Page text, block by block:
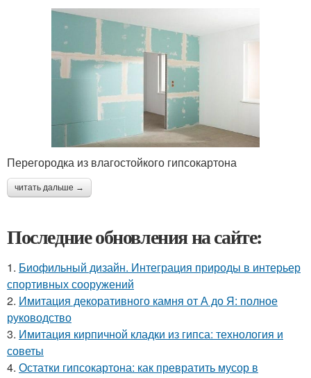
Перегородка из влагостойкого гипсокартона
читать дальше →
Последние обновления на сайте:
1. Биофильный дизайн. Интеграция природы в интерьер
спортивных сооружений
2. Имитация декоративного камня от А до Я: полное
руководство
3. Имитация кирпичной кладки из гипса: технология и
советы
4. Остатки гипсокартона: как превратить мусор в